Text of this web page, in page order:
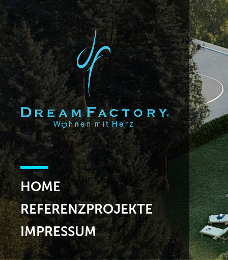
HOME
REFERENZPROJEKTE
IMPRESSUM